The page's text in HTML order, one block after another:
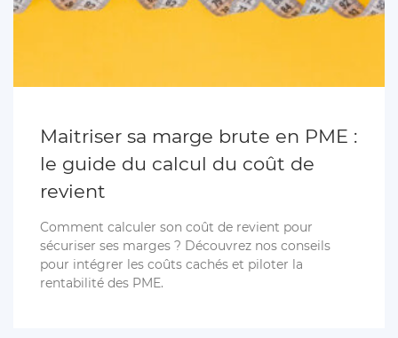
Maitriser sa marge brute en PME :
le guide du calcul du coût de
revient
Comment calculer son coût de revient pour
sécuriser ses marges ? Découvrez nos conseils
pour intégrer les coûts cachés et piloter la
rentabilité des PME.